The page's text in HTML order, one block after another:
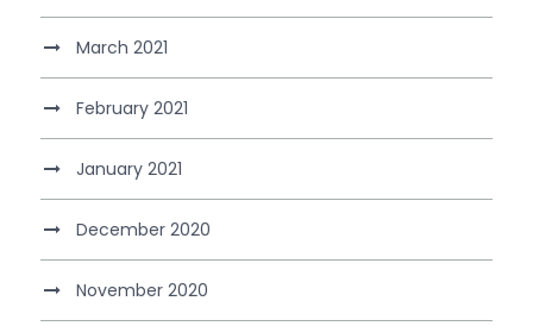
March 2021
February 2021
January 2021
December 2020
November 2020